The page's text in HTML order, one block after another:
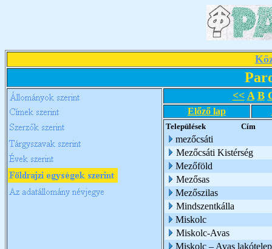
<< A B
Előző lap
Települések Cím
mezőcsáti
Mezőcsáti Kistérség
Mezőföld
Mezősas
Mezőszilas
Mindszentkálla
Miskolc
Miskolc-Avas
Miskolc – Avas lakótelep